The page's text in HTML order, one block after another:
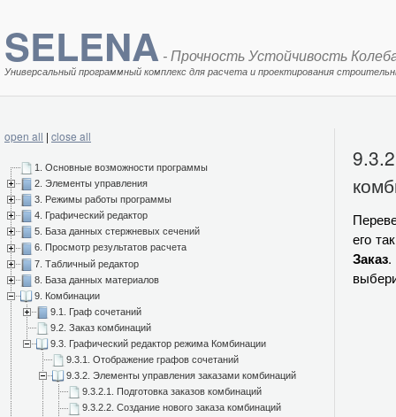
SELENA - Прочность Устойчивость
Универсальный программный комплекс для расчета и проектирования
open all | close all
1. Основные возможности программы
2. Элементы управления
3. Режимы работы программы
4. Графический редактор
5. База данных стержневых сечений
6. Просмотр результатов расчета
7. Табличный редактор
8. База данных материалов
9. Комбинации
9.1. Граф сочетаний
9.2. Заказ комбинаций
9.3. Графический редактор режима Комбинации
9.3.1. Отображение графов сочетаний
9.3.2. Элементы управления заказами комбинаций
9.3.2.1. Подготовка заказов комбинаций
9.3.2.2. Создание нового заказа комбинаций
его
Заказ